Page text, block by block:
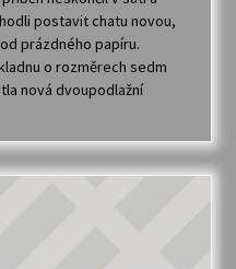
Stromovce: Rufus Miller
postavit chatu novou,
prázdného papíru.
o rozměrech sedm
nová dvoupodlažní